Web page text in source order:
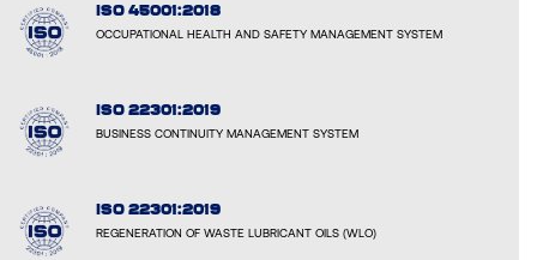
ISO 45001:2018
OCCUPATIONAL HEALTH AND SAFETY MANAGEMENT SYSTEM
ISO 22301:2019
BUSINESS CONTINUITY MANAGEMENT SYSTEM
ISO 22301:2019
REGENERATION OF WASTE LUBRICANT OILS (WLO)